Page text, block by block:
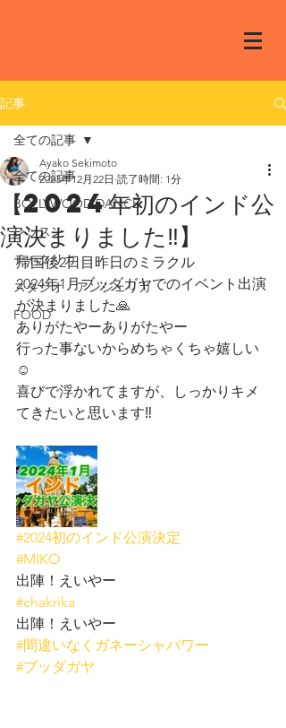
記事
全ての記事
BOLLYWOOD DANCE
レッスン
チャクリカ
スタジオ アンジェリカ
FOOD
全ての記事
【2024年初のインド公
演決まりました‼️】
Ayako Sekimoto
2023年12月22日 読了時間: 1分
帰国後2日目昨日のミラクル
2024年1月ブッダガヤでのイベント出演
が決まりました🙏
ありがたやーありがたやー
行った事ないからめちゃくちゃ嬉しい
☺️
喜びで浮かれてますが、しっかりキメ
てきたいと思います‼️
#2024初のインド公演決定
#MIKO
出陣！えいやー
#chakrika
出陣！えいやー
#間違いなくガネーシャパワー
#ブッダガヤ